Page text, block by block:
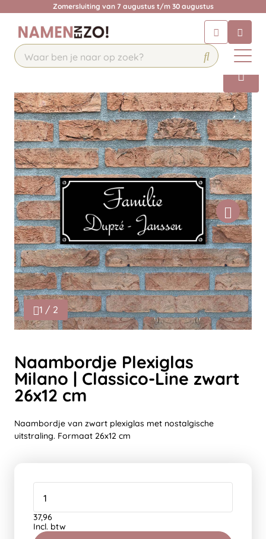
Zomersluiting van 7 augustus t/m 30 augustus
Chat 24/7 met onze chatbot voor
hulp
Contact
1 / 2
Naambordje Plexiglas
Milano | Classico-Line zwart
26x12 cm
Naambordje van zwart plexiglas met nostalgische
uitstraling. Formaat 26x12 cm
37,96
Incl. btw